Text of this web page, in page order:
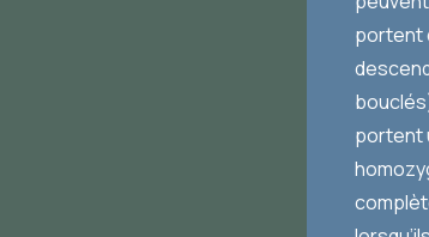
portent
portent